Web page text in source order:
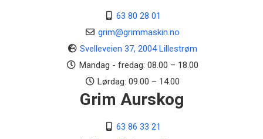
Maks. åpningsbredde blad
63 80 28 01
grim@grimmaskin.no
Svelleveien 37, 2004 Lillestrøm
Mandag - fredag: 08.00 – 18.00
Lørdag: 09.00 – 14.00
Grim Aurskog
63 86 33 21